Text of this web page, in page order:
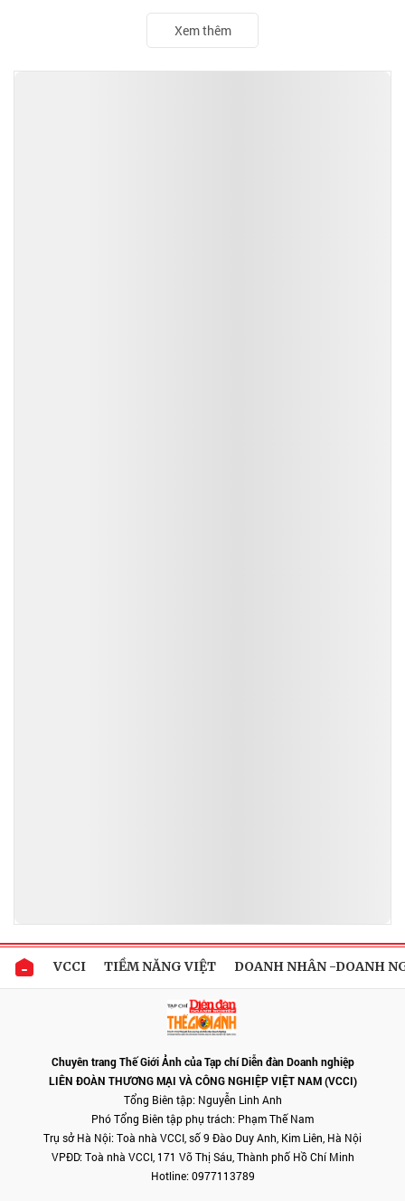
Xem thêm
VCCI TIỀM NĂNG VIỆT DOANH NHÂN -DOANH
Chuyên trang Thế Giới Ảnh của Tạp chí Diễn đàn Doanh nghiệp
LIÊN ĐOÀN THƯƠNG MẠI VÀ CÔNG NGHIỆP VIỆT NAM (VCCI)
Tổng Biên tập: Nguyễn Linh Anh
Phó Tổng Biên tập phụ trách: Phạm Thế Nam
Trụ sở Hà Nội: Toà nhà VCCI, số 9 Đào Duy Anh, Kim Liên, Hà Nội
VPĐD: Toà nhà VCCI, 171 Võ Thị Sáu, Thành phố Hồ Chí Minh
Hotline: 0977113789